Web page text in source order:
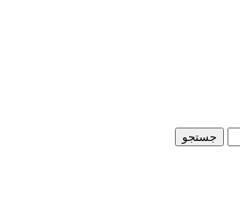
جستجو